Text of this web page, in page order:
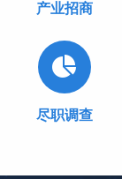
产业招商
尽职调查